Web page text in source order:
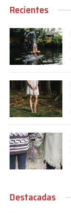
Recientes
Destacadas